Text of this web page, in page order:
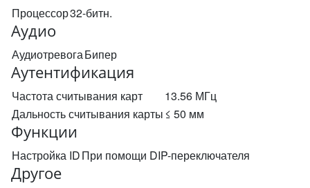
Процессор32-битн.
Аудио
АудиотревогаБипер
Аутентификация
Частота считывания карт
13.56 МГц
Дальность считывания карты≤ 50 мм
Функции
Настройка IDПри помощи DIP-переключателя
Другое